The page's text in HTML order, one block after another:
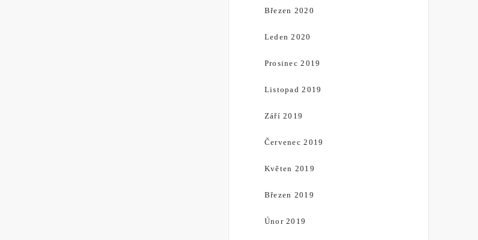
Březen 2020
Leden 2020
Prosinec 2019
Listopad 2019
Září 2019
Červenec 2019
Květen 2019
Březen 2019
Únor 2019